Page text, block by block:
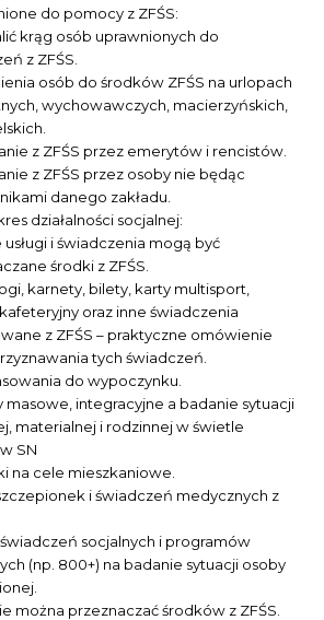
do pomocy z ZFŚS:
krąg osób uprawnionych do
z ZFŚS.
osób do środków ZFŚS na urlopach
wychowawczych, macierzyńskich,
z ZFŚS przez emerytów i rencistów.
z ZFŚS przez osoby nie będąc
danego zakładu.
działalności socjalnej:
usługi i świadczenia mogą być
środki z ZFŚS.
karnety, bilety, karty multisport,
oraz inne świadczenia
z ZFŚS – praktyczne omówienie
tych świadczeń.
do wypoczynku.
masowe, integracyjne a badanie sytuacji
materialnej i rodzinnej w świetle
SN
na cele mieszkaniowe.
i świadczeń medycznych z
socjalnych i programów
(np. 800+) na badanie sytuacji osoby
można przeznaczać środków z ZFŚS.